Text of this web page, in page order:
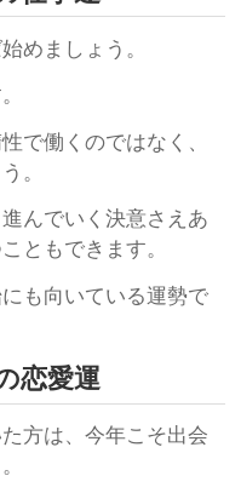
めましょう。
で働くのではなく、
。
んでいく決意さえあ
ともできます。
も向いている運勢で
恋愛運
方は、今年こそ出会